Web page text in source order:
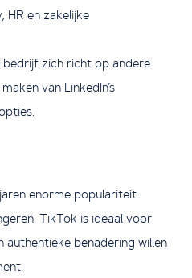
HR en zakelijke
zich richt op andere
van LinkedIn’s
enorme populariteit
TikTok is ideaal voor
authentieke benadering willen